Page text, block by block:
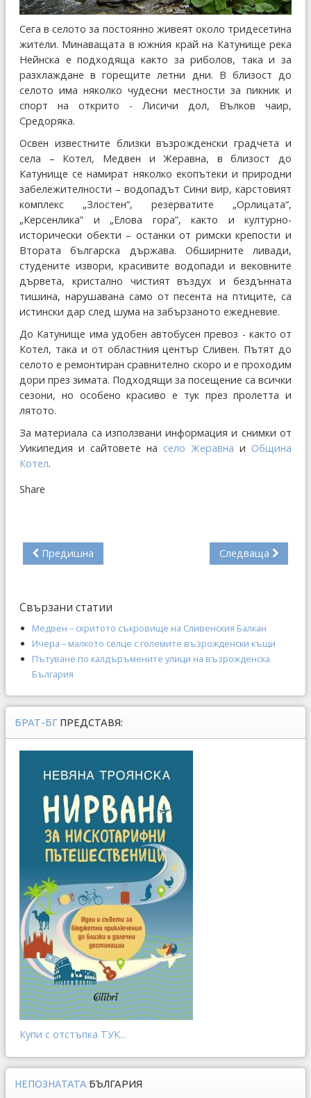
Сега в селото за постоянно живеят около тридесетина
жители. Минаващата в южния край на Катунище река
Нейнска е подходяща както за риболов, така и за
разхлаждане в горещите летни дни. В близост до
селото има няколко чудесни местности за пикник и
спорт на открито - Лисичи дол, Вълков чаир,
Средоряка.
Освен известните близки възрожденски градчета и
села – Котел, Медвен и Жеравна, в близост до
Катунище се намират няколко екопътеки и природни
забележителности – водопадът Сини вир, карстовият
комплекс „Злостен“, резерватите „Орлицата“,
„Керсенлика” и „Елова гора”, както и културно-
исторически обекти – останки от римски крепости и
Втората българска държава. Обширните ливади,
студените извори, красивите водопади и вековните
дървета, кристално чистият въздух и бездънната
тишина, нарушавана само от песента на птиците, са
истински дар след шума на забързаното ежедневие.
До Катунище има удобен автобусен превоз - както от
Котел, така и от областния център Сливен. Пътят до
селото е ремонтиран сравнително скоро и е проходим
дори през зимата. Подходящи за посещение са всички
сезони, но особено красиво е тук през пролетта и
лятото.
За материала са използвани информация и снимки от
Уикипедия и сайтовете на село Жеравна и Община
Котел.
Share
Предишна Следваща
Свързани статии
Медвен – скритото съкровище на Сливенския Балкан
Ичера – малкото селце с големите възрожденски къщи
Пътуване по калдъръмените улици на възрожденска
България
БРАТ-БГ ПРЕДСТАВЯ:
Купи с отстъпка ТУК...
НЕПОЗНАТАТА БЪЛГАРИЯ